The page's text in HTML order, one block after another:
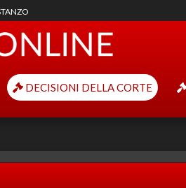
DECISIONI DELLA CORTE